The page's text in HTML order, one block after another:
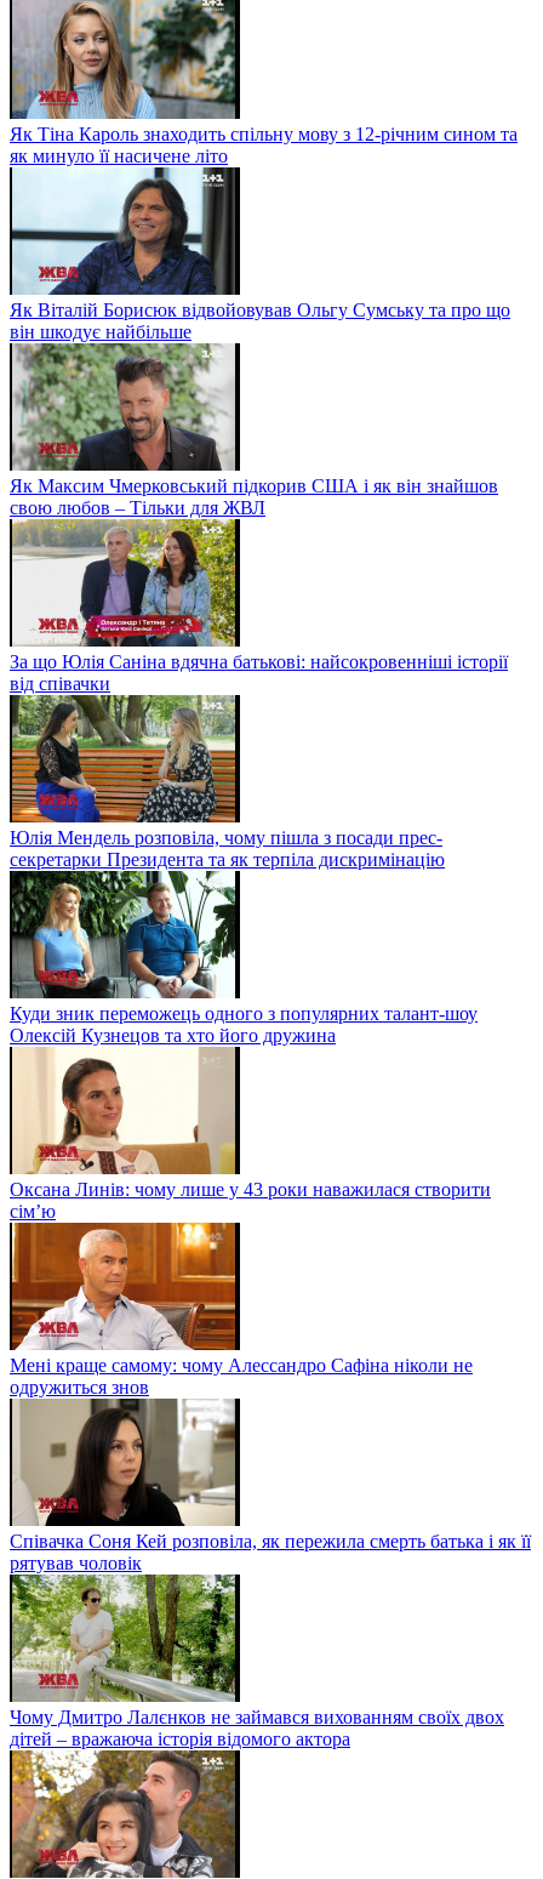
Як Тіна Кароль знаходить спільну мову з 12-річним сином та
як минуло її насичене літо
Як Віталій Борисюк відвойовував Ольгу Сумську та про що
він шкодує найбільше
Як Максим Чмерковський підкорив США і як він знайшов
свою любов – Тільки для ЖВЛ
За що Юлія Саніна вдячна батькові: найсокровенніші історії
від співачки
Юлія Мендель розповіла, чому пішла з посади прес-
секретарки Президента та як терпіла дискримінацію
Куди зник переможець одного з популярних талант-шоу
Олексій Кузнецов та хто його дружина
Оксана Линів: чому лише у 43 роки наважилася створити
сім’ю
Мені краще самому: чому Алессандро Сафіна ніколи не
одружиться знов
Співачка Соня Кей розповіла, як пережила смерть батька і як її
рятував чоловік
Чому Дмитро Лалєнков не займався вихованням своїх двох
дітей – вражаюча історія відомого актора